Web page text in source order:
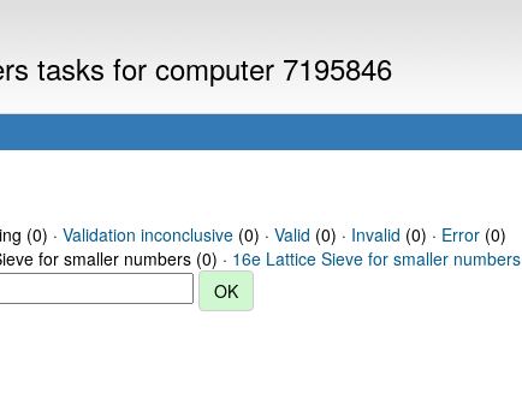
tasks for computer 7195846
(0) · Validation inconclusive(0) · Valid (0) · Invalid (0) · Error(0)
for smaller numbers (0) · 16e Lattice Sieve for smaller numbers